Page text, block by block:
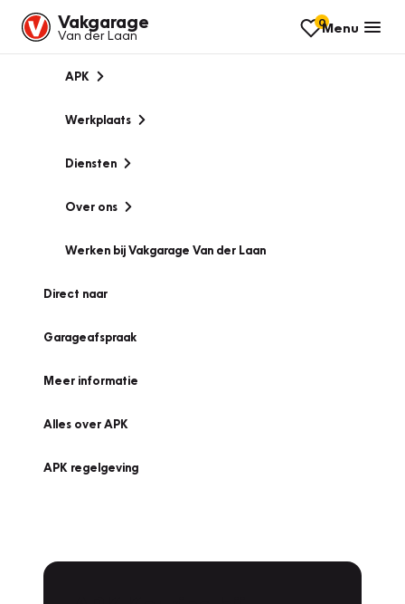
Vakgarage
Van der Laan
0Menu
APK
Werkplaats
Diensten
Over ons
Werken bij Vakgarage Van der Laan
Direct naar
Garageafspraak
Meer informatie
Alles over APK
APK regelgeving